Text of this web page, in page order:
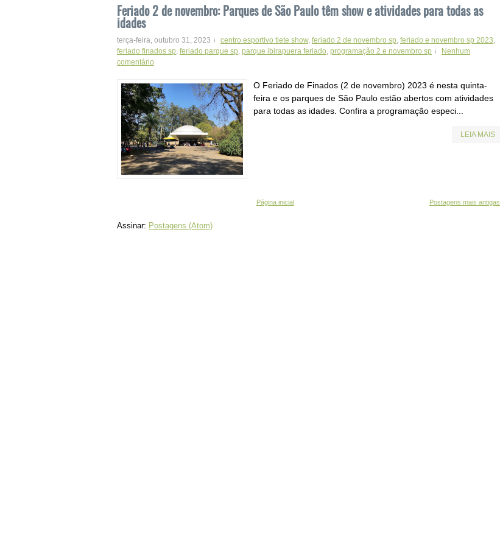
Feriado 2 de novembro: Parques de São Paulo têm show e atividades para todas as
idades
terça-feira, outubro 31, 2023 centro esportivo tiete show, feriado 2 de novembro sp feriado e novembro sp 2023
feriado finados sp feriado parque sp parque ibirapuera feriado programação 2 e novembro sp
Nenhum
comentário
O Feriado de Finados (2 de novembro) 2023 é nesta quinta-
feira e os parques de São Paulo estão abertos com atividades
para todas as idades. Confira a programação especi...
LEIA MAIS
Postagens mais antigas
Página inicial
Assinar: Postagens (Atom)